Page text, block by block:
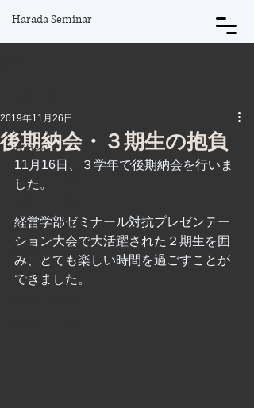
Harada Seminar
記事一覧
原田将
原田ゼミ1期生
原田ゼミ3期生
原田ゼミ4期生
原田ゼミ5期生
後期納会・３期生の抱負
2019年11月26日
11月16日、３学年で後期納会を行いま
した。
経営学部ゼミナール対抗プレゼンテー
ション大会で大活躍された２期生を囲
み、とても楽しい時間を過ごすことが
できました。